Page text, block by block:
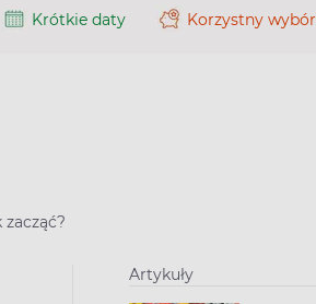
Krótkie daty Korzystny wybór
Artykuły